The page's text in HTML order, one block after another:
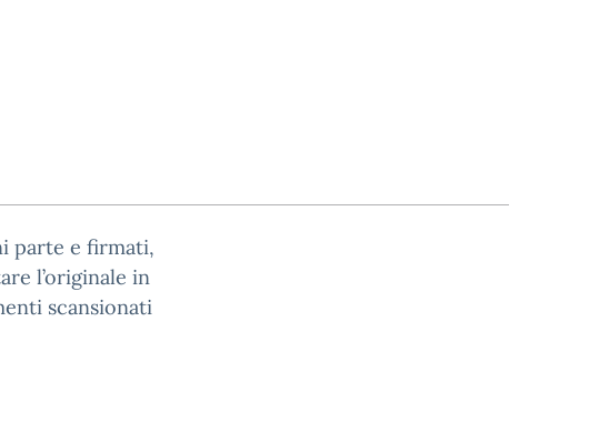
parte e firmati,
l’originale in
scansionati